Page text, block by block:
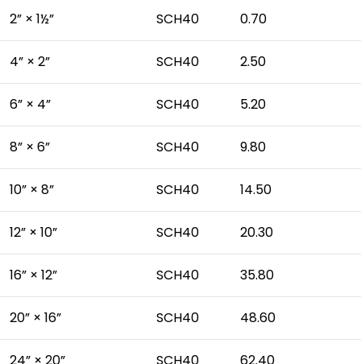
2” × 1½” SCH40 0.70
4” × 2” SCH40 2.50
6” × 4” SCH40 5.20
8” × 6” SCH40 9.80
10” × 8” SCH40 14.50
12” × 10” SCH40 20.30
16” × 12” SCH40 35.80
20” × 16” SCH40 48.60
24” × 20” SCH40 62.40